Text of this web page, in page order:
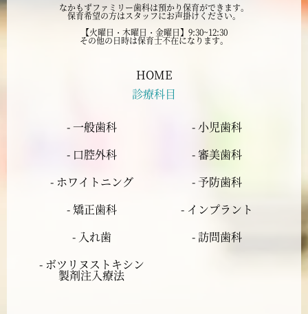
2024年7月
2024年5月
2024年2月
なかもずファミリー歯科は預かり保育ができます。
保育希望の方はスタッフにお声掛けください。
【火曜日・木曜日・金曜日】9:30~12:30
その他の日時は保育士不在になります。
HOME
診療科目
- 一般歯科
- 小児歯科
- 口腔外科
- 審美歯科
- ホワイトニング
- 予防歯科
- 矯正歯科
- インプラント
- 入れ歯
- 訪問歯科
- ボツリヌストキシン
製剤注入療法